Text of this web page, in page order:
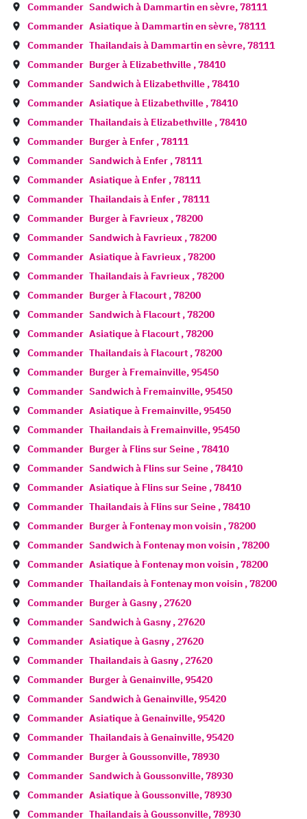
Commander Sandwich à Dammartin en sèvre,78111
Commander Asiatique à Dammartin en sèvre,78111
Commander Thailandais à Dammartin en sèvre,78111
Commander Burger à Elizabethville ,78410
Commander Sandwich à Elizabethville ,78410
Commander Asiatique à Elizabethville ,78410
Commander Thailandais à Elizabethville ,78410
Commander Burger à Enfer ,78111
Commander Sandwich à Enfer ,78111
Commander Asiatique à Enfer ,78111
Commander Thailandais à Enfer ,78111
Commander Burger à Favrieux ,78200
Commander Sandwich à Favrieux ,78200
Commander Asiatique à Favrieux ,78200
Commander Thailandais à Favrieux ,78200
Commander Burger à Flacourt ,78200
Commander Sandwich à Flacourt ,78200
Commander Asiatique à Flacourt ,78200
Commander Thailandais à Flacourt ,78200
Commander Burger à Fremainville,95450
Commander Sandwich à Fremainville,95450
Commander Asiatique à Fremainville,95450
Commander Thailandais à Fremainville,95450
Commander Burger à Flins sur Seine ,78410
Commander Sandwich à Flins sur Seine ,78410
Commander Asiatique à Flins sur Seine ,78410
Commander Thailandais à Flins sur Seine ,78410
Commander Burger à Fontenay mon voisin ,78200
Commander Sandwich à Fontenay mon voisin ,78200
Commander Asiatique à Fontenay mon voisin ,78200
Commander Thailandais à Fontenay mon voisin ,78200
Commander Burger àGasny,27620
Commander Sandwich àGasny,27620
Commander Asiatique àGasny,27620
Commander Thailandais àGasny,27620
Commander Burger àGenainville,95420
Commander Sandwich àGenainville,95420
Commander Asiatique àGenainville,95420
Commander Thailandais àGenainville,95420
Commander Burger àGoussonville,78930
Commander Sandwich àGoussonville,78930
Commander Asiatique àGoussonville,78930
Commander Thailandais àGoussonville,78930